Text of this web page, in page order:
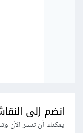
انضم إلى
يمكنك أن تنشر الآن